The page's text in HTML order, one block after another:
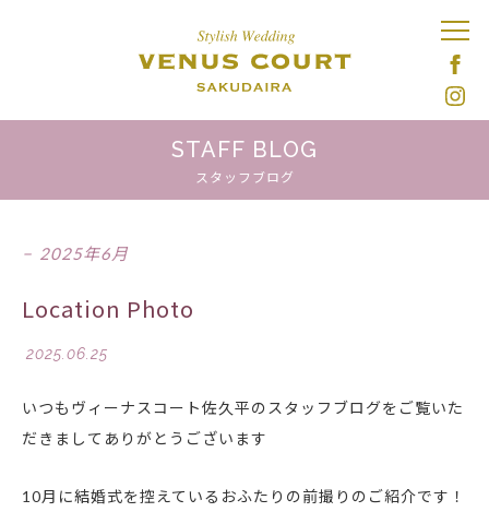
STAFF BLOG
スタッフブログ
2025年6月
Location Photo
2025.06.25
いつもヴィーナスコート佐久平のスタッフブログをご覧いた
だきましてありがとうございます
10月に結婚式を控えているおふたりの前撮りのご紹介です！